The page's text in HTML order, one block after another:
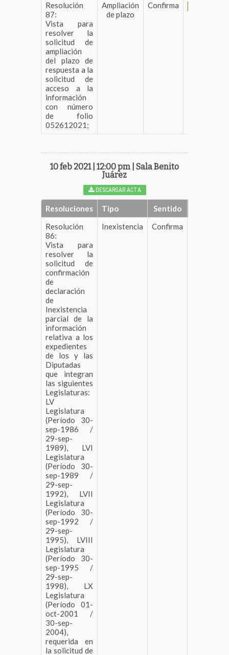
Resolución
87:
Vista para
resolver la
solicitud de
ampliación
del plazo de
respuesta a la
solicitud de
acceso a la
información
con número
de folio
052612021;
Ampliación
de plazo
Confirma
10 feb 2021 | 12:00 pm | Sala Benito
Juárez
DESCARGAR ACTA
Resoluciones Tipo
Sentido
Resolución
86:
Vista para
resolver la
solicitud de
confirmación
de
declaración
de
Inexistencia
parcial de la
información
relativa a los
expedientes
de los y las
Diputadas
que integran
las siguientes
Legislaturas:
LV
Legislatura
(Período 30-
sep-1986 /
29-sep-
1989), LVI
Legislatura
(Período 30-
sep-1989 /
29-sep-
1992), LVII
Legislatura
(Período 30-
sep-1992 /
29-sep-
1995), LVIII
Legislatura
(Período 30-
sep-1995 /
29-sep-
1998), LX
Legislatura
(Período 01-
oct-2001 /
30-sep-
2004),
requerida en
la solicitud de
Inexistencia Confirma